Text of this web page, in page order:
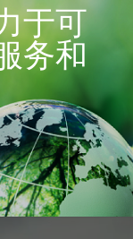
于可
务和